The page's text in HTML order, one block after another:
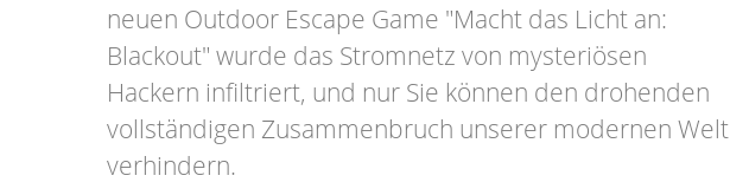
neuen Outdoor Escape Game "Macht das Licht an:
Blackout" wurde das Stromnetz von mysteriösen
Hackern infiltriert, und nur Sie können den drohenden
vollständigen Zusammenbruch unserer modernen Welt
verhindern.